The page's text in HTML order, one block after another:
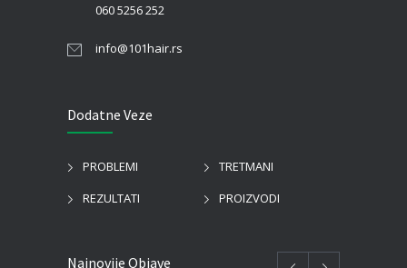
060 5256 252
info@101hair.rs
Dodatne Veze
PROBLEMI
TRETMANI
REZULTATI
PROIZVODI
Najnovije Objave